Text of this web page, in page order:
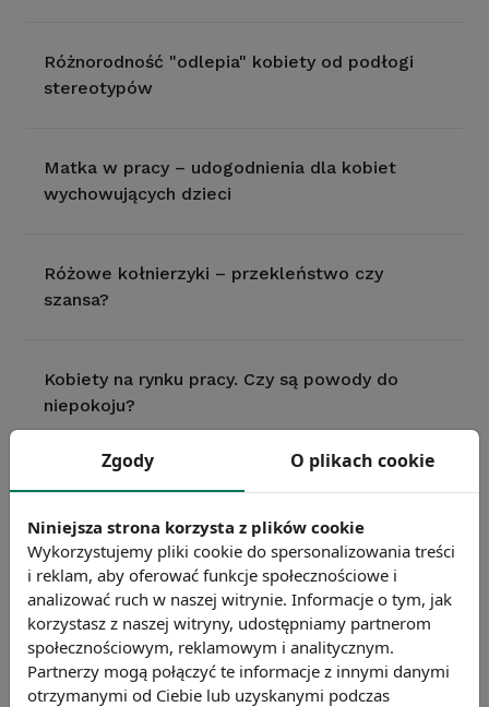
Różnorodność "odlepia" kobiety od podłogi
stereotypów
Matka w pracy – udogodnienia dla kobiet
wychowujących dzieci
Różowe kołnierzyki – przekleństwo czy
szansa?
Kobiety na rynku pracy. Czy są powody do
niepokoju?
Gdy rządzą kobiety
Gender management – jak zarządzać płcią w
firmie?
Obowiązki rodzinne kobiet a rynki pracy w UE
Zgody O plikach cookie
Niniejsza strona korzysta z plików cookie
Wykorzystujemy pliki cookie do spersonalizowania treści
i reklam, aby oferować funkcje społecznościowe i
analizować ruch w naszej witrynie. Informacje o tym, jak
korzystasz z naszej witryny, udostępniamy partnerom
społecznościowym, reklamowym i analitycznym.
Partnerzy mogą połączyć te informacje z innymi danymi
otrzymanymi od Ciebie lub uzyskanymi podczas